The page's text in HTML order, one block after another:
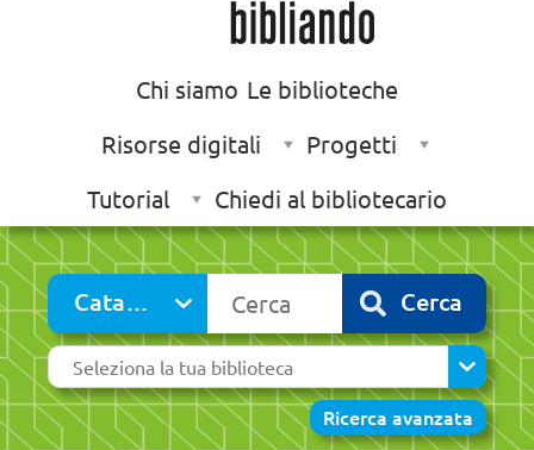
Chi siamo Le biblioteche
Risorse digitali
Progetti
Tutorial
Chiedi al bibliotecario
Catalogo
cambia
Cerca su "Catalogo" Cerca
Ricerca avanzata
Seleziona
la
tua
biblioteca